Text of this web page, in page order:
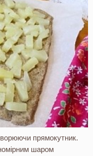
прямокутник.
шаром